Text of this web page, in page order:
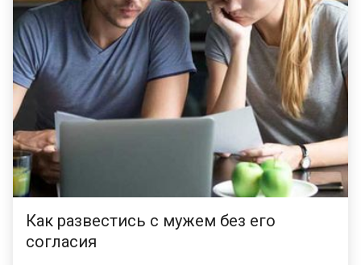
Как развестись с мужем без его
согласия